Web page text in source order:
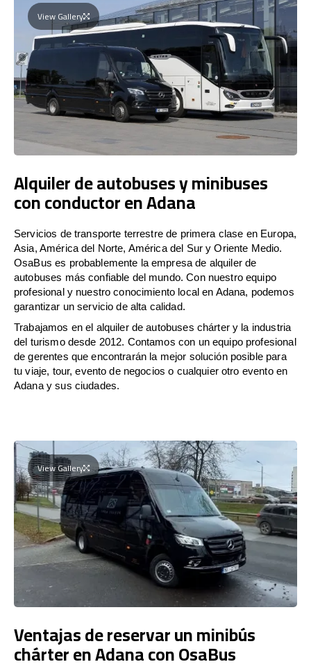
View Gallery
Alquiler de autobuses y minibuses
con conductor en Adana
Servicios de transporte terrestre de primera clase en Europa,
Asia, América del Norte, América del Sur y Oriente Medio.
OsaBus es probablemente la empresa de alquiler de
autobuses más confiable del mundo. Con nuestro equipo
profesional y nuestro conocimiento local en Adana, podemos
garantizar un servicio de alta calidad.
Trabajamos en el alquiler de autobuses chárter y la industria
del turismo desde 2012. Contamos con un equipo profesional
de gerentes que encontrarán la mejor solución posible para
tu viaje, tour, evento de negocios o cualquier otro evento en
Adana y sus ciudades.
View Gallery
Ventajas de reservar un minibús
chárter en Adana con OsaBus